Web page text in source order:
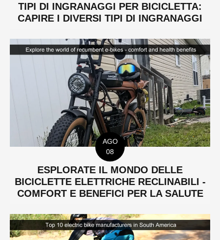
TIPI DI INGRANAGGI PER BICICLETTA:
CAPIRE I DIVERSI TIPI DI INGRANAGGI
AGO
08
ESPLORATE IL MONDO DELLE
BICICLETTE ELETTRICHE RECLINABILI -
COMFORT E BENEFICI PER LA SALUTE